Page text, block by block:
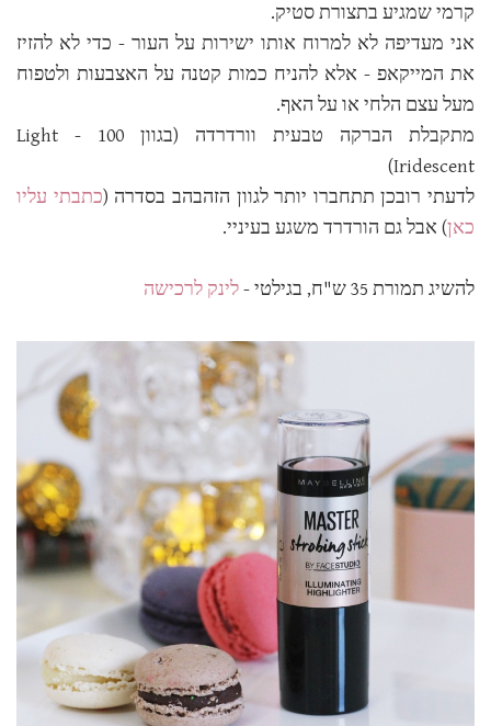
קרמי שמגיע בתצורת סטיק.
אני מעדיפה לא למרוח אותו ישירות על העור - כדי לא להזיז
את המייקאפ - אלא להניח כמות קטנה על האצבעות ולטפוח
מעל עצם הלחי או על האף.
מתקבלת הברקה טבעית וורדרדה (בגוון 100 - Light
Iridescent)
לדעתי רובכן תתחברו יותר לגוון הזהבהב בסדרה (כתבתי עליו
כאן) אבל גם הורדרד משגע בעיניי.
להשיג תמורת 35 ש"ח, בגילטי - לינק לרכישה